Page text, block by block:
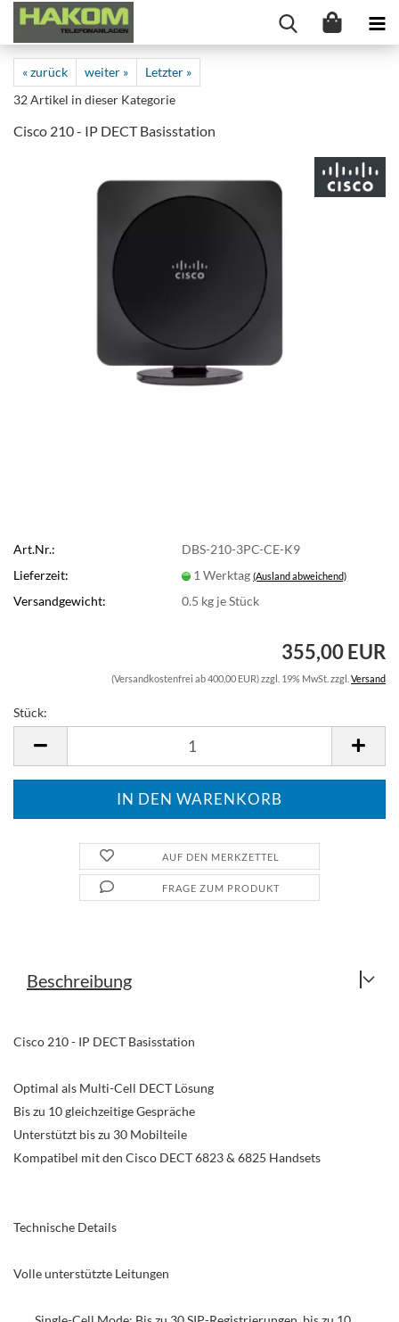
« zurück weiter »
Letzter »
32Artikel in dieser Kategorie
Cisco 210 - IP DECT Basisstation
Art.Nr.:
DBS-210-3PC-CE-K9
Lieferzeit:
1 Werktag(Ausland abweichend)
Versandgewicht: 0.5 kg je Stück
355,00 EUR
(Versandkostenfrei ab 400,00 EUR) zzgl. 19% MwSt. zzgl. Versand
Stück:
AUF DEN MERKZETTEL
FRAGE ZUM PRODUKT
Beschreibung
Cisco 210 - IP DECT Basisstation
Optimal als Multi-Cell DECT Lösung
Bis zu 10 gleichzeitige Gespräche
Unterstützt bis zu 30 Mobilteile
Kompatibel mit den Cisco DECT 6823 & 6825 Handsets
Technische Details
Volle unterstützte Leitungen